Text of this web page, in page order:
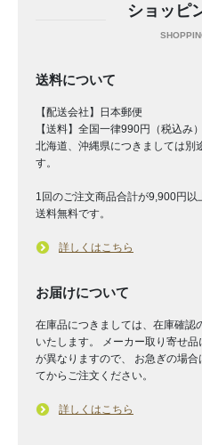
ショッピ
送料について
【配送会社】日本郵便
【送料】全国一律990円（税込み
北海道、沖縄県につきましては別
す。
1回のご注文商品合計が9,900円以
送料無料です。
詳しくはこちら
お届けについて
在庫品につきましては、在庫確認
いたします。 メーカー取り寄せ
が異なりますので、 お急ぎの場
てからご注文ください。
詳しくはこちら